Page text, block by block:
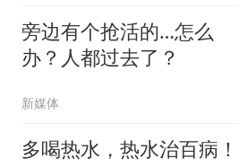
旁边有个抢活的…怎么
办？人都过去了？
新媒体
多喝热水，热水治百病！